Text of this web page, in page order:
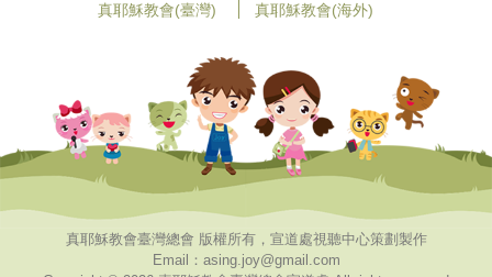
真耶穌教會(臺灣)
真耶穌教會(海外)
真耶穌教會臺灣總會 版權所有，宣道處視聽中心策劃製作
Email：asing.joy@gmail.com